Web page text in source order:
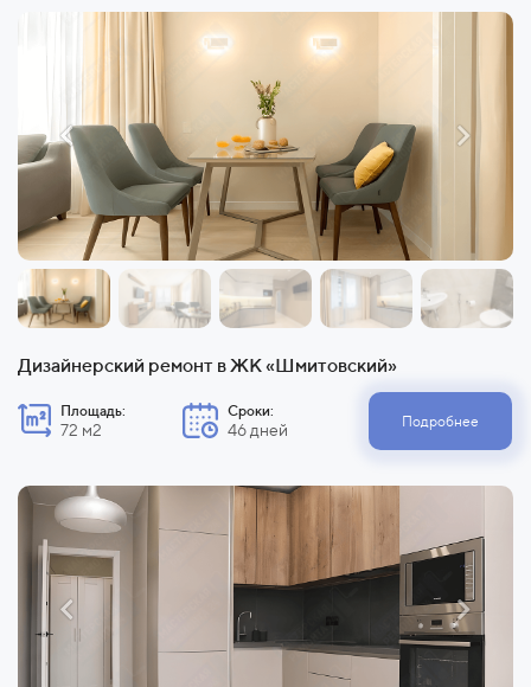
Дизайнерский ремонт в ЖК «Шмитовский»
Площадь:
72 м2
Сроки:
46 дней Подробнее